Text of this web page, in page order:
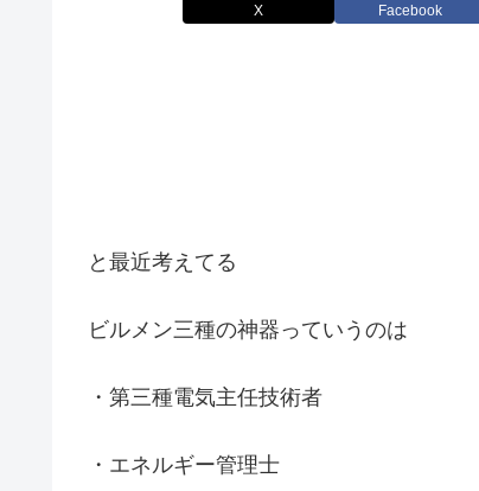
X Facebook
と最近考えてる
ビルメン三種の神器っていうのは
・第三種電気主任技術者
・エネルギー管理士